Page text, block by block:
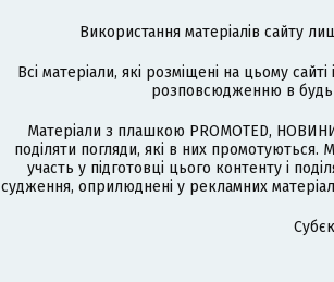
Використання матеріалів сайту
Всі матеріали, які розміщені на цьому
розповсюдженню в будь-
Матеріали з плашкою PROMOTED,
поділяти погляди, які в них
участь у підготовці цього контенту і
судження, оприлюднені у рекламних